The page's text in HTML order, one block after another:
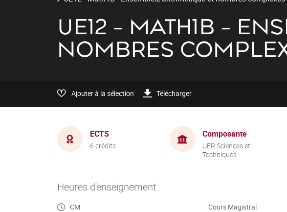
UE12 - MATH1B -
NOMBRES
Ajouter à la sélection Télécharger
ECTS
6 crédits
Composante
UFR Sciences et
Techniques
Heures d'enseignement
CM Cours Magistral